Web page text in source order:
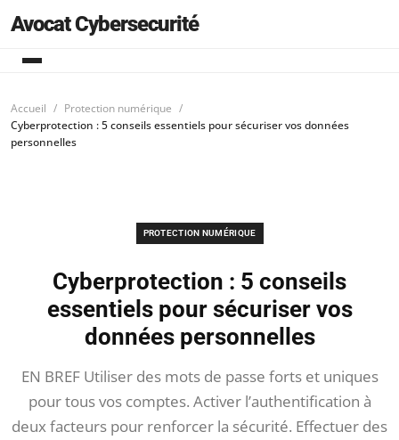
Avocat Cybersecurité
Accueil
Protection numérique
Cyberprotection : 5 conseils essentiels pour sécuriser vos données
personnelles
PROTECTION NUMÉRIQUE
Cyberprotection : 5 conseils
essentiels pour sécuriser vos
données personnelles
EN BREF Utiliser des mots de passe forts et uniques
pour tous vos comptes. Activer l’authentification à
deux facteurs pour renforcer la sécurité. Effectuer des